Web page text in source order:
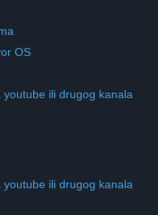
OS
ili drugog kanala
ili drugog kanala